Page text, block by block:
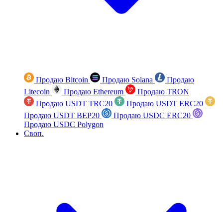
Продаю Bitcoin Продаю Solana
Продаю
Litecoin
Продаю Ethereum
Продаю TRON
Продаю USDT TRC20
Продаю USDT ERC20
Продаю USDT BEP20
Продаю USDC ERC20
Продаю USDC Polygon
Своп.